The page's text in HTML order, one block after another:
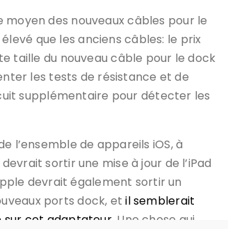
moyen des nouveaux câbles pour le
que les anciens câbles: le prix
taille du nouveau câble pour le dock
les tests de résistance et de
supplémentaire pour détecter les
l’ensemble de appareils iOS, à
sortir une mise à jour de l’iPad
devrait également sortir un
ports dock, etil semblerait
sur cet adaptateur. Une chose qui